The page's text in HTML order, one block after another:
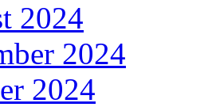
2024
2024
2024